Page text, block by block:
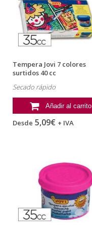
Tempera Jovi 7 colores
surtidos 40 cc
Secado rápido
Añadir al carrito
Desde 5,09€ + IVA